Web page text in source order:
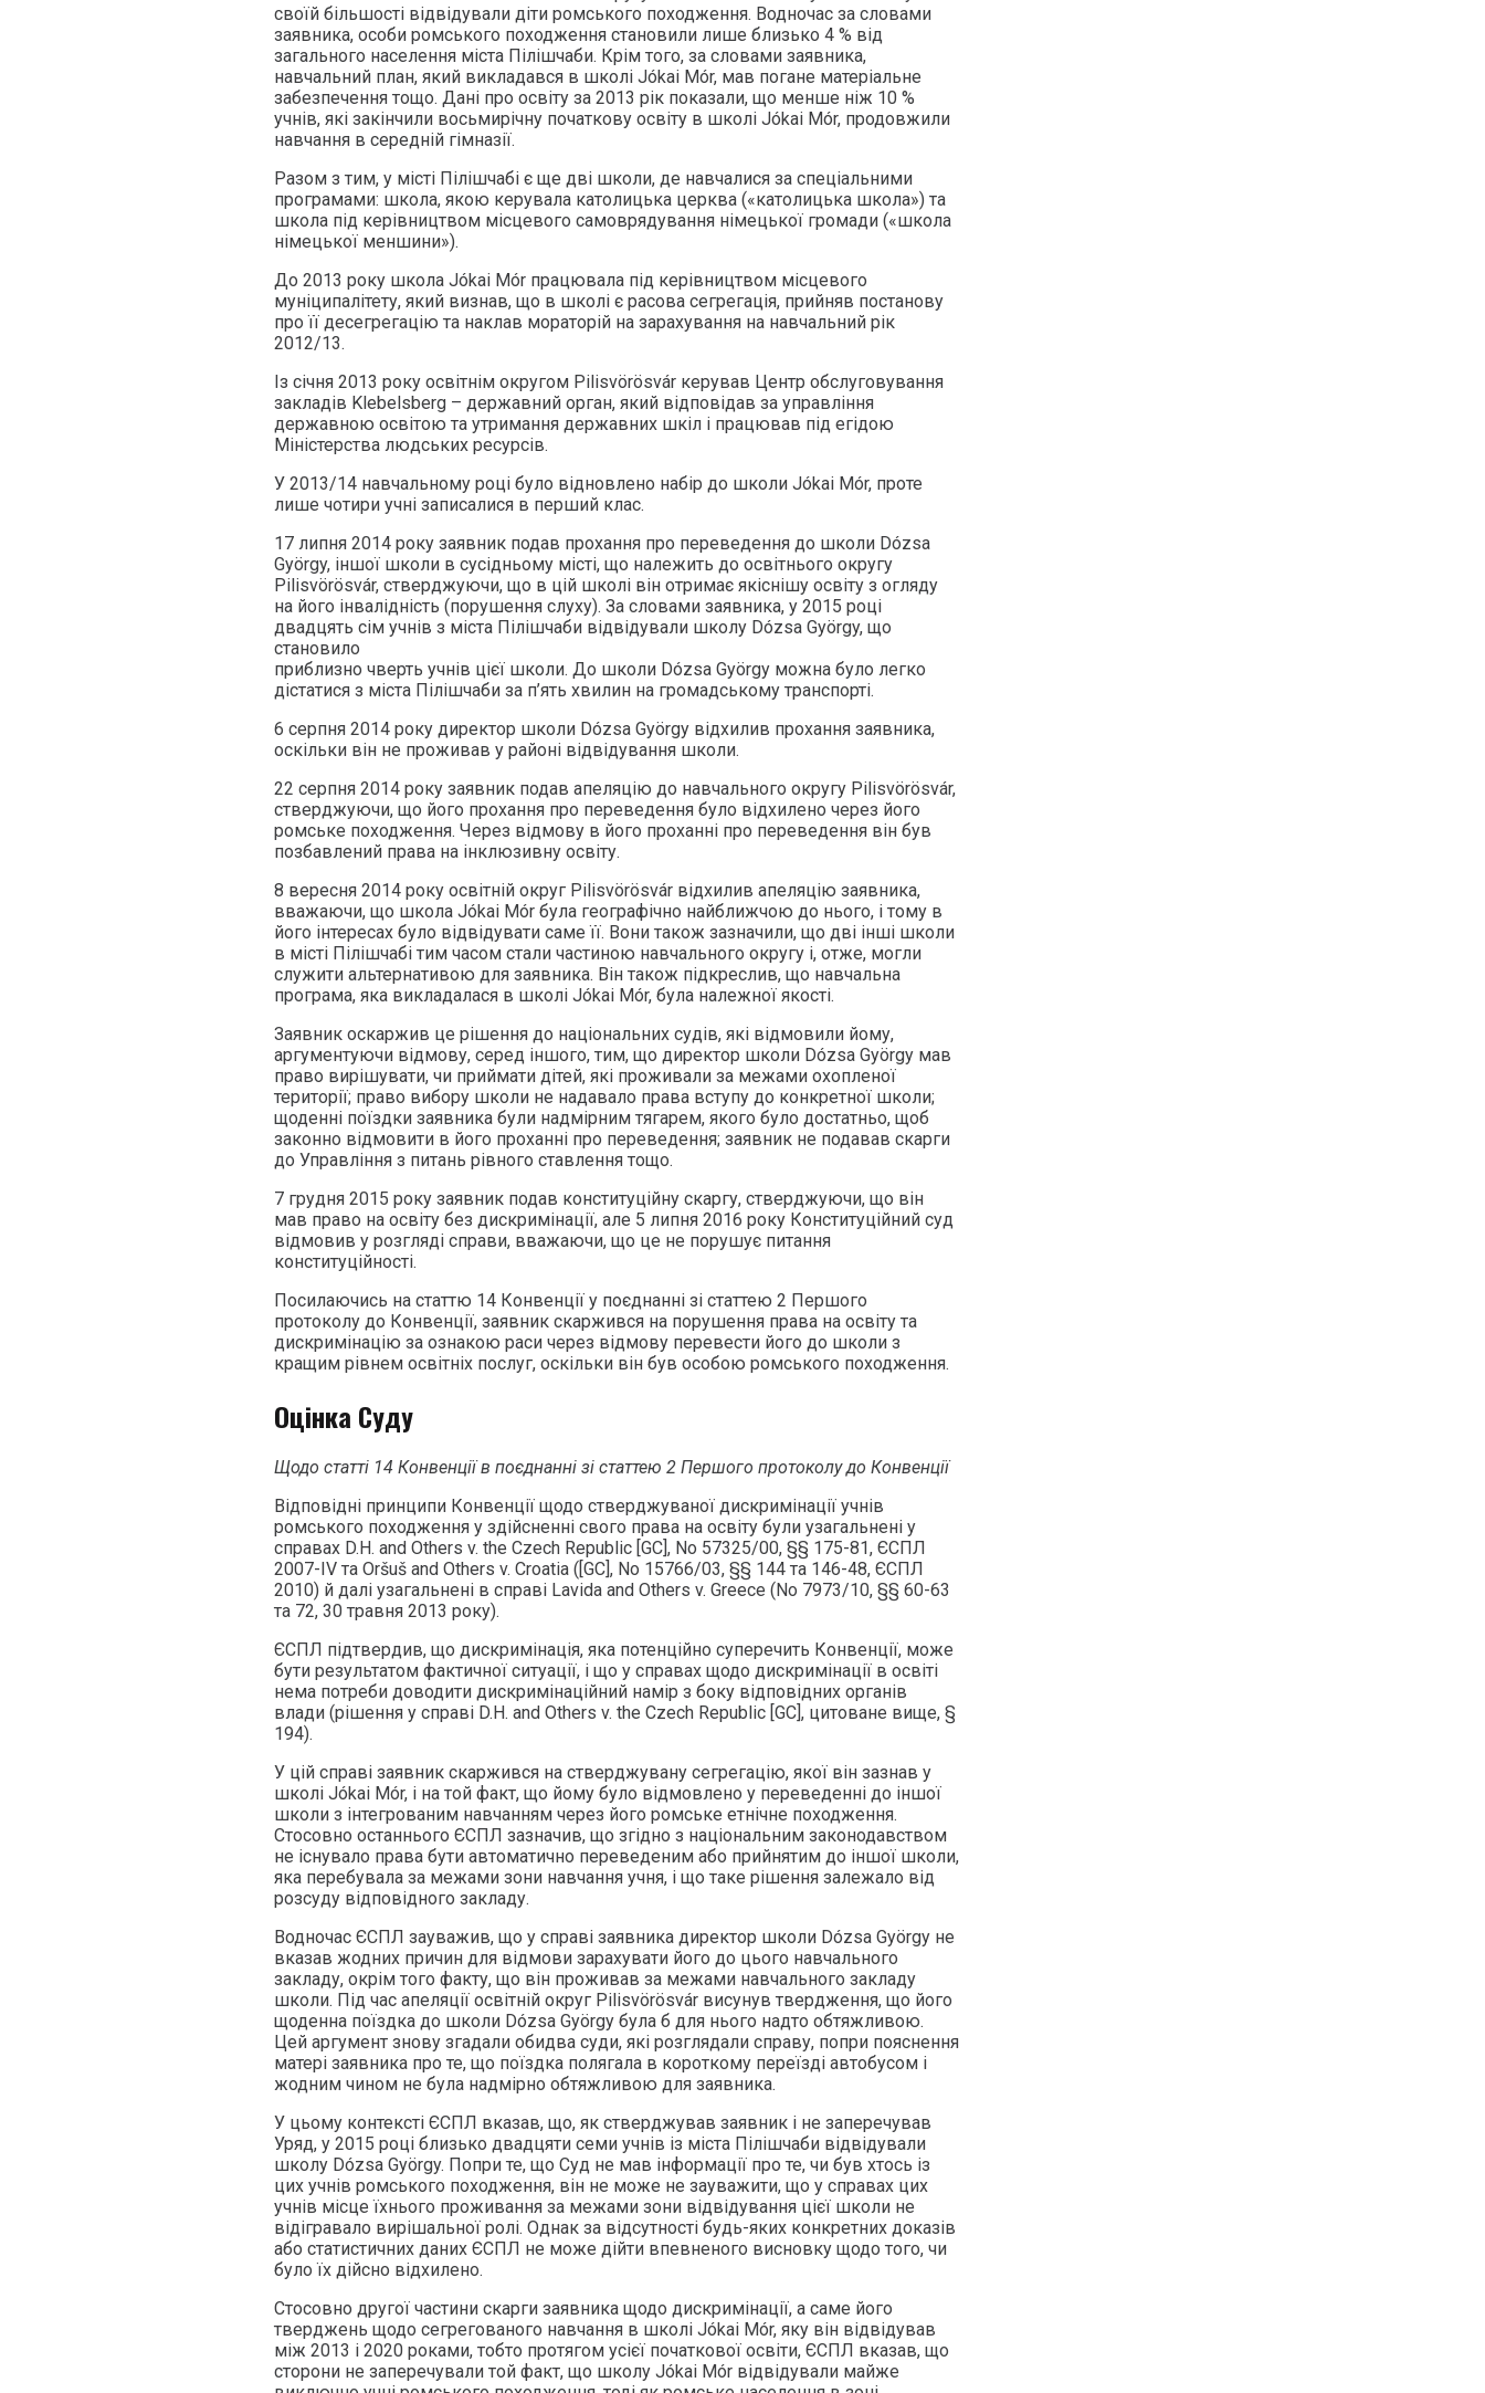
своїй більшості відвідували діти ромського походження. Водночас за словами
заявника, особи ромського походження становили лише близько 4 % від
загального населення міста Пілішчаби. Крім того, за словами заявника,
навчальний план, який викладався в школі Jókai Mór, мав погане матеріальне
забезпечення тощо. Дані про освіту за 2013 рік показали, що менше ніж 10 %
учнів, які закінчили восьмирічну початкову освіту в школі Jókai Mór, продовжили
навчання в середній гімназії.
Разом з тим, у місті Пілішчабі є ще дві школи, де навчалися за спеціальними
програмами: школа, якою керувала католицька церква («католицька школа») та
школа під керівництвом місцевого самоврядування німецької громади («школа
німецької меншини»).
До 2013 року школа Jókai Mór працювала під керівництвом місцевого
муніципалітету, який визнав, що в школі є расова сегрегація, прийняв постанову
про її десегрегацію та наклав мораторій на зарахування на навчальний рік
2012/13.
Із січня 2013 року освітнім округом Pilisvörösvár керував Центр обслуговування
закладів Klebelsberg – державний орган, який відповідав за управління
державною освітою та утримання державних шкіл і працював під егідою
Міністерства людських ресурсів.
У 2013/14 навчальному році було відновлено набір до школи Jókai Mór, проте
лише чотири учні записалися в перший клас.
17 липня 2014 року заявник подав прохання про переведення до школи Dózsa
György, іншої школи в сусідньому місті, що належить до освітнього округу
Pilisvörösvár, стверджуючи, що в цій школі він отримає якіснішу освіту з огляду
на його інвалідність (порушення слуху). За словами заявника, у 2015 році
двадцять сім учнів з міста Пілішчаби відвідували школу Dózsa György, що
становило
приблизно чверть учнів цієї школи. До школи Dózsa György можна було легко
дістатися з міста Пілішчаби за п’ять хвилин на громадському транспорті.
6 серпня 2014 року директор школи Dózsa György відхилив прохання заявника,
оскільки він не проживав у районі відвідування школи.
22 серпня 2014 року заявник подав апеляцію до навчального округу Pilisvörösvár,
стверджуючи, що його прохання про переведення було відхилено через його
ромське походження. Через відмову в його проханні про переведення він був
позбавлений права на інклюзивну освіту.
8 вересня 2014 року освітній округ Pilisvörösvár відхилив апеляцію заявника,
вважаючи, що школа Jókai Mór була географічно найближчою до нього, і тому в
його інтересах було відвідувати саме її. Вони також зазначили, що дві інші школи
в місті Пілішчабі тим часом стали частиною навчального округу і, отже, могли
служити альтернативою для заявника. Він також підкреслив, що навчальна
програма, яка викладалася в школі Jókai Mór, була належної якості.
Заявник оскаржив це рішення до національних судів, які відмовили йому,
аргументуючи відмову, серед іншого, тим, що директор школи Dózsa György мав
право вирішувати, чи приймати дітей, які проживали за межами охопленої
території; право вибору школи не надавало права вступу до конкретної школи;
щоденні поїздки заявника були надмірним тягарем, якого було достатньо, щоб
законно відмовити в його проханні про переведення; заявник не подавав скарги
до Управління з питань рівного ставлення тощо.
7 грудня 2015 року заявник подав конституційну скаргу, стверджуючи, що він
мав право на освіту без дискримінації, але 5 липня 2016 року Конституційний суд
відмовив у розгляді справи, вважаючи, що це не порушує питання
конституційності.
Посилаючись на статтю 14 Конвенції у поєднанні зі статтею 2 Першого
протоколу до Конвенції, заявник скаржився на порушення права на освіту та
дискримінацію за ознакою раси через відмову перевести його до школи з
кращим рівнем освітніх послуг, оскільки він був особою ромського походження.
Оцінка Суду
Щодо статті 14 Конвенції в поєднанні зі статтею 2 Першого протоколу до Конвенції
Відповідні принципи Конвенції щодо стверджуваної дискримінації учнів
ромського походження у здійсненні свого права на освіту були узагальнені у
справах D.H. and Others v. the Czech Republic [GC], No 57325/00, §§ 175-81, ЄСПЛ
2007-IV та Oršuš and Others v. Croatia ([GC], No 15766/03, §§ 144 та 146-48, ЄСПЛ
2010) й далі узагальнені в справі Lavida and Others v. Greece (No 7973/10, §§ 60-63
та 72, 30 травня 2013 року).
ЄСПЛ підтвердив, що дискримінація, яка потенційно суперечить Конвенції, може
бути результатом фактичної ситуації, і що у справах щодо дискримінації в освіті
нема потреби доводити дискримінаційний намір з боку відповідних органів
влади (рішення у справі D.H. and Others v. the Czech Republic [GC], цитоване вище, §
194).
У цій справі заявник скаржився на стверджувану сегрегацію, якої він зазнав у
школі Jókai Mór, і на той факт, що йому було відмовлено у переведенні до іншої
школи з інтегрованим навчанням через його ромське етнічне походження.
Стосовно останнього ЄСПЛ зазначив, що згідно з національним законодавством
не існувало права бути автоматично переведеним або прийнятим до іншої школи,
яка перебувала за межами зони навчання учня, і що таке рішення залежало від
розсуду відповідного закладу.
Водночас ЄСПЛ зауважив, що у справі заявника директор школи Dózsa György не
вказав жодних причин для відмови зарахувати його до цього навчального
закладу, окрім того факту, що він проживав за межами навчального закладу
школи. Під час апеляції освітній округ Pilisvörösvár висунув твердження, що його
щоденна поїздка до школи Dózsa György була б для нього надто обтяжливою.
Цей аргумент знову згадали обидва суди, які розглядали справу, попри пояснення
матері заявника про те, що поїздка полягала в короткому переїзді автобусом і
жодним чином не була надмірно обтяжливою для заявника.
У цьому контексті ЄСПЛ вказав, що, як стверджував заявник і не заперечував
Уряд, у 2015 році близько двадцяти семи учнів із міста Пілішчаби відвідували
школу Dózsa György. Попри те, що Суд не мав інформації про те, чи був хтось із
цих учнів ромського походження, він не може не зауважити, що у справах цих
учнів місце їхнього проживання за межами зони відвідування цієї школи не
відігравало вирішальної ролі. Однак за відсутності будь-яких конкретних доказів
або статистичних даних ЄСПЛ не може дійти впевненого висновку щодо того, чи
було їх дійсно відхилено.
Стосовно другої частини скарги заявника щодо дискримінації, а саме його
тверджень щодо сегрегованого навчання в школі Jókai Mór, яку він відвідував
між 2013 і 2020 роками, тобто протягом усієї початкової освіти, ЄСПЛ вказав, що
сторони не заперечували той факт, що школу Jókai Mór відвідували майже